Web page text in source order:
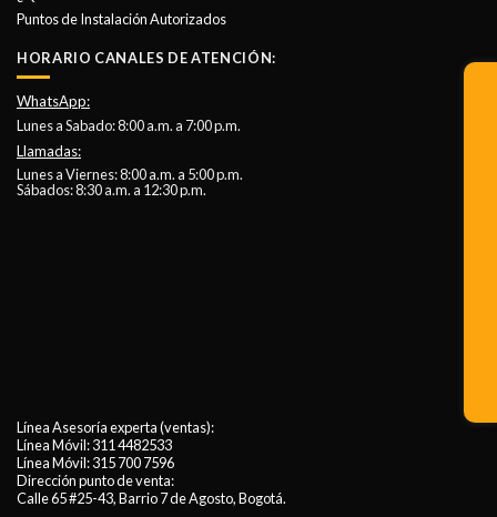
Puntos de Instalación Autorizados
HORARIO CANALES DE ATENCIÓN:
WhatsApp:
Lunes a Sabado: 8:00 a.m. a 7:00 p.m.
Llamadas:
Lunes a Viernes: 8:00 a.m. a 5:00 p.m.
Sábados: 8:30 a.m. a 12:30 p.m.
Línea Asesoría experta (ventas):
Línea Móvil:311 4482533
Línea Móvil:315 700 7596
Dirección punto de venta:
Calle 65 #25-43, Barrio 7 de Agosto, Bogotá.